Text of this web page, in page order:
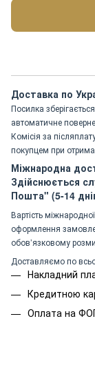
Доставка по
Посилка
автоматичне
Комісія за
покупцем при
Міжнародна
Здійснюється
Пошта" (5-14
Вартість
оформлення
обов’язковому
Доставляємо по
Накладний
Кредитною
Оплата на